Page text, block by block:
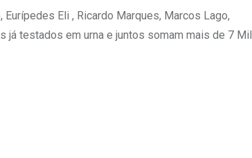
Eli , Ricardo Marques, Marcos Lago,
já testados em urna e juntos somam mais de 7 Mil